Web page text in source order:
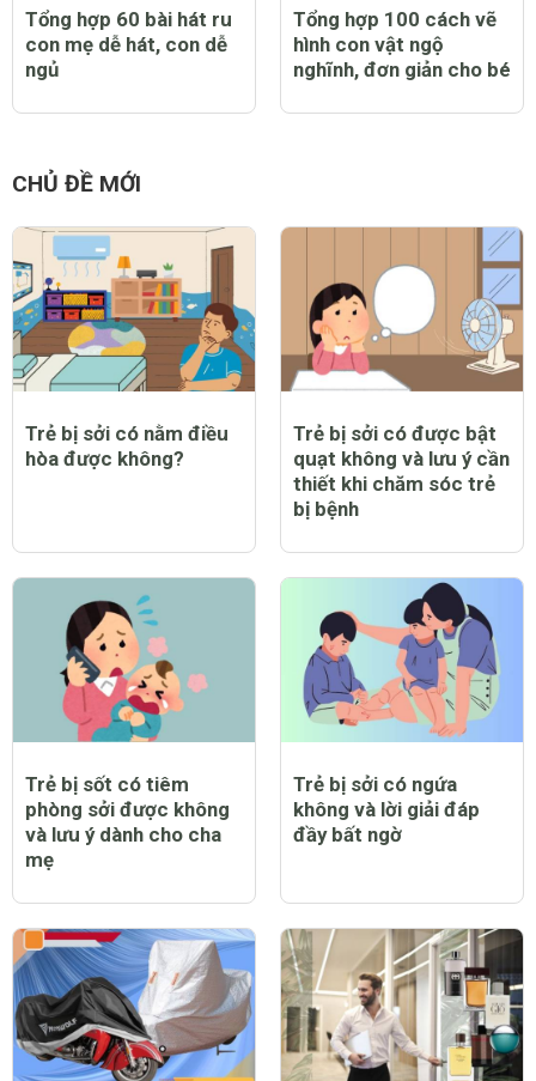
Tổng hợp 60 bài hát ru
con mẹ dễ hát, con dễ
ngủ
Tổng hợp 100 cách vẽ
hình con vật ngộ
nghĩnh, đơn giản cho bé
CHỦ ĐỀ MỚI
Trẻ bị sởi có nằm điều
hòa được không?
Trẻ bị sởi có được bật
quạt không và lưu ý cần
thiết khi chăm sóc trẻ
bị bệnh
Trẻ bị sốt có tiêm
phòng sởi được không
và lưu ý dành cho cha
mẹ
Trẻ bị sởi có ngứa
không và lời giải đáp
đầy bất ngờ